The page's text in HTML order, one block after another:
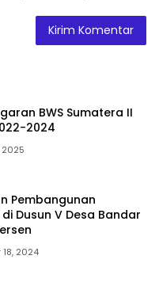
BWS Sumatera II
2024
Pembangunan
Dusun V Desa Bandar
2024